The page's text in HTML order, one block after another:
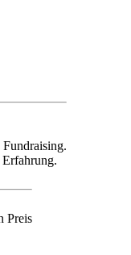
Preis